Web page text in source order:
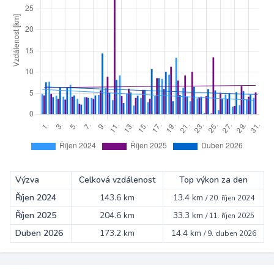
Výzva Celková vzdálenost
Top výkon za den
Říjen 2024
143.6 km 13.4 km /20. říjen 2024
Říjen 2025 204.6 km 33.3 km /11. říjen 2025
Duben 2026 173.2 km 14.4 km /9. duben 2026